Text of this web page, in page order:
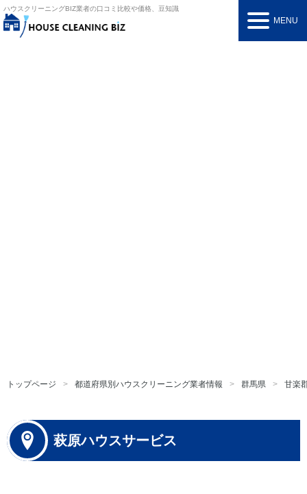
ハウスクリーニングBIZ業者の口コミ比較や価格、豆知識
MENU
トップページ 都道府県別ハウスクリーニング業者情報 群馬県 甘楽
萩原ハウスサービス